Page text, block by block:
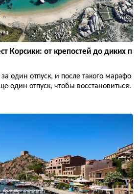
Корсики: от крепостей до диких п
один отпуск, и после такого марафо
один отпуск, чтобы восстановиться.